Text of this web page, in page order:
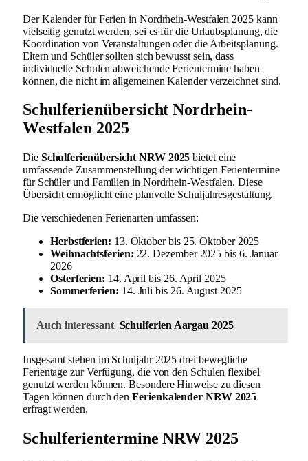
Der Kalender für Ferien in Nordrhein-Westfalen 2025 kann
vielseitig genutzt werden, sei es für die Urlaubsplanung, die
Koordination von Veranstaltungen oder die Arbeitsplanung.
Eltern und Schüler sollten sich bewusst sein, dass
individuelle Schulen abweichende Ferientermine haben
können, die nicht im allgemeinen Kalender verzeichnet sind.
Schulferienübersicht Nordrhein-
Westfalen 2025
Die Schulferienübersicht NRW 2025 bietet eine
umfassende Zusammenstellung der wichtigen Ferientermine
für Schüler und Familien in Nordrhein-Westfalen. Diese
Übersicht ermöglicht eine planvolle Schuljahresgestaltung.
Die verschiedenen Ferienarten umfassen:
Herbstferien: 13. Oktober bis 25. Oktober 2025
Weihnachtsferien: 22. Dezember 2025 bis 6. Januar
2026
Osterferien: 14. April bis 26. April 2025
Sommerferien: 14. Juli bis 26. August 2025
Auch interessant Schulferien Aargau 2025
Insgesamt stehen im Schuljahr 2025 drei bewegliche
Ferientage zur Verfügung, die von den Schulen flexibel
genutzt werden können. Besondere Hinweise zu diesen
Tagen können durch denFerienkalender NRW 2025
erfragt werden.
Schulferientermine NRW 2025